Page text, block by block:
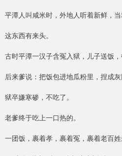
平潭人叫咸米时，外地人听着新鲜，当
这东西有来头。
古时平潭一汉子含冤入狱，儿子送饭，
后来爹说：把饭包进地瓜粉里，捏成灰
狱卒嫌寒碜，不吃了。
老爹终于吃上一口热的。
一团饭，裹着孝，裹着冤，裹着老百姓